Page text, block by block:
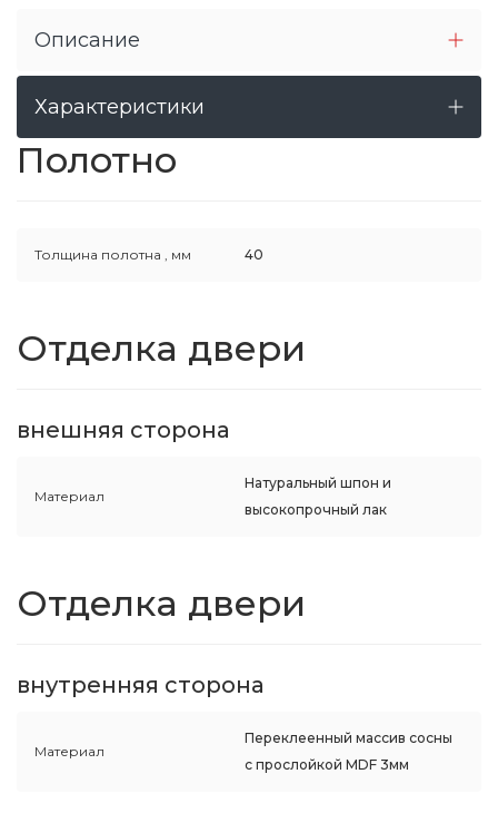
Описание
Характеристики
Полотно
Толщина полотна , мм 40
Отделка двери
внешняя сторона
Материал
Натуральный шпон и
высокопрочный лак
Отделка двери
внутренняя сторона
Материал
Переклеенный массив сосны
с прослойкой MDF 3мм